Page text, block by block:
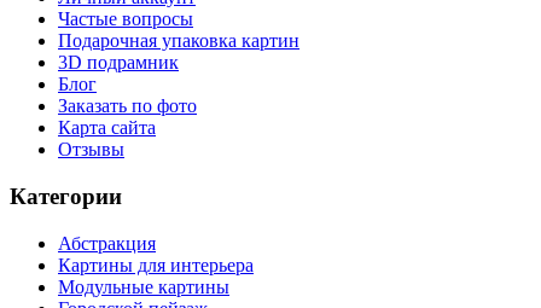
Частые вопросы
Подарочная упаковка картин
3D подрамник
Блог
Заказать по фото
Карта сайта
Отзывы
Категории
Абстракция
Картины для интерьера
Модульные картины